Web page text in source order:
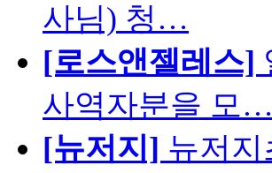
사님) 청…
[로스앤젤레스]
사역자분을 모…
[뉴저지] 뉴저